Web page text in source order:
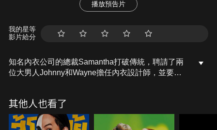
播放預告片
我的星等
影片給分
知名內衣公司的總裁Samantha打破傳統，聘請了兩
位大男人Johnny和Wayne擔任內衣設計師，並要求
驗的新手頻頻出糗，期限將至，他們究竟能否設計出
真正的「絕世好Bra」呢？
其他人也看了